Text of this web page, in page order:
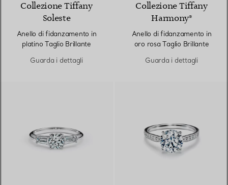
Collezione Tiffany
Soleste
Anello di fidanzamento in
platino Taglio Brillante
Guarda i dettagli
Collezione Tiffany
Harmony®
Anello di fidanzamento in
oro rosa Taglio Brillante
Guarda i dettagli